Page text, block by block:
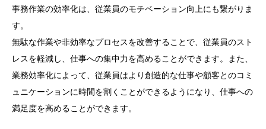
事務作業の効率化は、従業員のモチベーション向上にも繋がりま
す。
無駄な作業や非効率なプロセスを改善することで、従業員のスト
レスを軽減し、仕事への集中力を高めることができます。また、
業務効率化によって、従業員はより創造的な仕事や顧客とのコミ
ュニケーションに時間を割くことができるようになり、仕事への
満足度を高めることができます。